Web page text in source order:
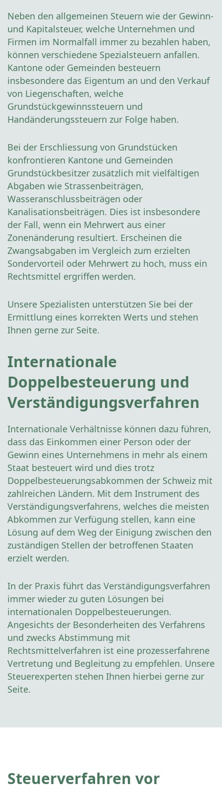
Neben den allgemeinen Steuern wie der Gewinn-
und Kapitalsteuer, welche Unternehmen und
Firmen im Normalfall immer zu bezahlen haben,
können verschiedene Spezialsteuern anfallen.
Kantone oder Gemeinden besteuern
insbesondere das Eigentum an und den Verkauf
von Liegenschaften, welche
Grundstückgewinnssteuern und
Handänderungssteuern zur Folge haben.
Bei der Erschliessung von Grundstücken
konfrontieren Kantone und Gemeinden
Grundstückbesitzer zusätzlich mit vielfältigen
Abgaben wie Strassenbeiträgen,
Wasseranschlussbeiträgen oder
Kanalisationsbeiträgen. Dies ist insbesondere
der Fall, wenn ein Mehrwert aus einer
Zonenänderung resultiert. Erscheinen die
Zwangsabgaben im Vergleich zum erzielten
Sondervorteil oder Mehrwert zu hoch, muss ein
Rechtsmittel ergriffen werden.
Unsere Spezialisten unterstützen Sie bei der
Ermittlung eines korrekten Werts und stehen
Ihnen gerne zur Seite.
Internationale
Doppelbesteuerung und
Verständigungsverfahren
Internationale Verhältnisse können dazu führen,
dass das Einkommen einer Person oder der
Gewinn eines Unternehmens in mehr als einem
Staat besteuert wird und dies trotz
Doppelbesteuerungsabkommen der Schweiz mit
zahlreichen Ländern. Mit dem Instrument des
Verständigungsverfahrens, welches die meisten
Abkommen zur Verfügung stellen, kann eine
Lösung auf dem Weg der Einigung zwischen den
zuständigen Stellen der betroffenen Staaten
erzielt werden.
In der Praxis führt das Verständigungsverfahren
immer wieder zu guten Lösungen bei
internationalen Doppelbesteuerungen.
Angesichts der Besonderheiten des Verfahrens
und zwecks Abstimmung mit
Rechtsmittelverfahren ist eine prozesserfahrene
Vertretung und Begleitung zu empfehlen. Unsere
Steuerexperten stehen Ihnen hierbei gerne zur
Seite.
Steuerverfahren vor